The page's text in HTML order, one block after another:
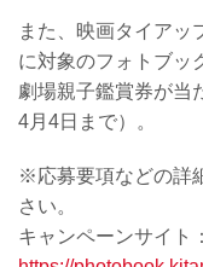
また、映画タイアッ
に対象のフォトブッ
劇場親子鑑賞券が当
4月4日まで）。
※応募要項などの詳
さい。
キャンペーンサイト：